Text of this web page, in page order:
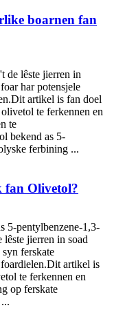
boarnen fan
de lêste jierren in
har potensjele
artikel is fan doel
te ferkennen en
te
bekend as 5-
ferbining ...
fan Olivetol?
5-pentylbenzene-1,3-
jierren in soad
ferskate
foardielen.Dit artikel is
te ferkennen en
op ferskate